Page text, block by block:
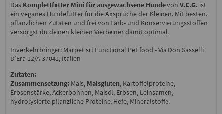
Das Komplettfutter Mini für ausgewachsene Hundevon V.E.G.ist
ein veganes Hundefutter für die Ansprüche der Kleinen. Mit besten,
pflanzlichen Zutaten und frei von Farb- und Konservierungsstoffen
versorgst du deinen kleinen Vierbeiner damit optimal.
Inverkehrbringer: Marpet srl Functional Pet food - Via Don Sasselli
D’Era 12/A 37041, Italien
Zutaten:
Zusammensetzung:Mais, Maisgluten, Kartoffelproteine,
Erbsenstärke, Ackerbohnen, Maisöl, Erbsen, Leinsamen,
hydrolysierte pflanzliche Proteine, Hefe, Mineralstoffe.